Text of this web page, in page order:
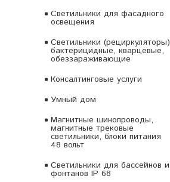
Светильники для фасадного
освещения
Светильники (рециркуляторы)
бактерицидные, кварцевые,
обеззараживающие
Консалтинговые услуги
Умный дом
Магнитные шинопроводы,
магнитные трековые
светильники, блоки питания
48 вольт
Светильники для бассейнов и
фонтанов IP 68